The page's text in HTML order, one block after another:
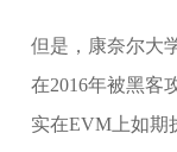
但是，康奈尔大
在2016年被黑客
实在EVM上如期